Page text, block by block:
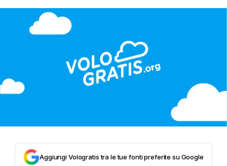
Aggiungi Vologratis tra le tue fonti preferite su Google